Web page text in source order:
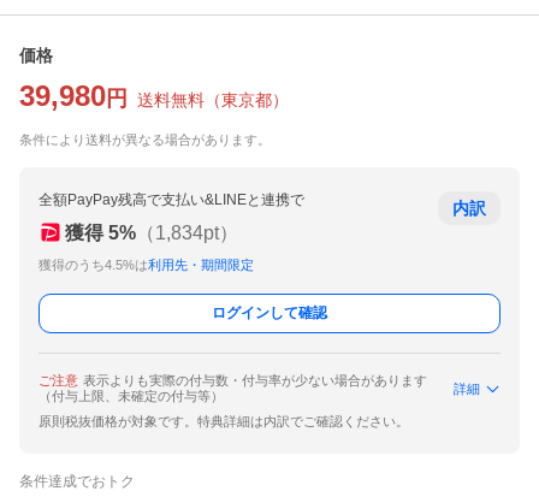
価格
39,980 円 送料無料 （東京都）
条件により送料が異なる場合があります。
全額PayPay残高で支払い&LINEと連携で
獲得 5% （1,834pt）
獲得のうち4.5%は利用先・期間限定
内訳
ログインして確認
ご注意 表示よりも実際の付与数・付与率が少ない場合があります
（付与上限、未確定の付与等）
詳細
原則税抜価格が対象です。特典詳細は内訳でご確認ください。
条件達成でおトク